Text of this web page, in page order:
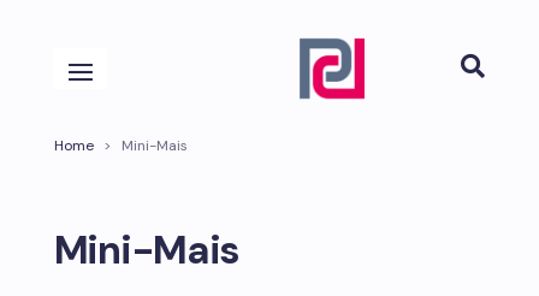

Home > Mini-Mais
Mini-Mais